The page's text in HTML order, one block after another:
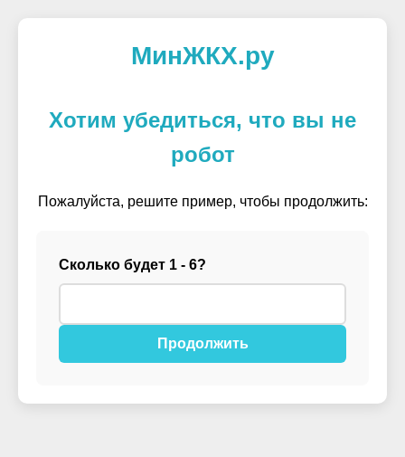
МинЖКХ.ру
Хотим убедиться, что вы не
робот
Пожалуйста, решите пример, чтобы продолжить:
Сколько будет 1 - 6?
Продолжить